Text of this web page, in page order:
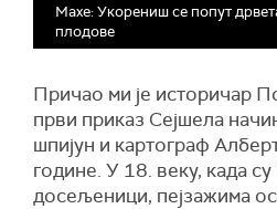
Махе: Укорениш се попут
плодове
Причао ми је историчар
први приказ Сејшела
шпијун и картограф
године. У 18. веку, када
досељеници, пејзажима